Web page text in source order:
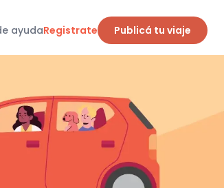
ayudaRegistrate Publicá tu viaje